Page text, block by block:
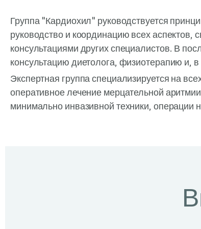
Группа "Кардиохил" руководствуется
руководство и координацию всех
консультациями других специалистов. В
консультацию диетолога, физиотерапию и,
Экспертная группа специализируется на
оперативное лечение мерцательной
минимально инвазивной техники, операции